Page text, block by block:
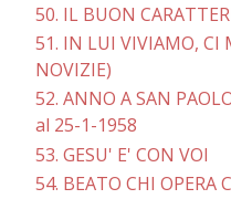
50. IL BUON
51. IN LUI VIVIAMO, CI
NOVIZIE)
52. ANNO A SAN
al 25-1-1958
53. GESU' E' CON VOI
54. BEATO CHI OPERA